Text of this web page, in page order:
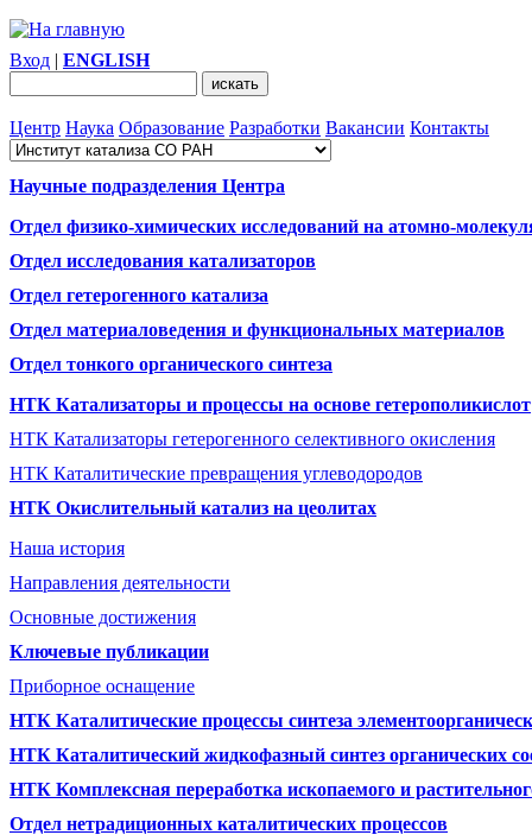
Вход | ENGLISH
Центр Наука Образование Разработки Вакансии Контакты
Научные подразделения Центра
Отдел физико-химических исследований на атомно-
Отдел исследования катализаторов
Отдел гетерогенного катализа
Отдел материаловедения и функциональных материалов
Отдел тонкого органического синтеза
НТК Катализаторы и процессы на основе гетерополикислот
НТК Катализаторы гетерогенного селективного окисления
НТК Каталитические превращения углеводородов
НТК Окислительный катализ на цеолитах
Наша история
Направления деятельности
Основные достижения
Ключевые публикации
Приборное оснащение
НТК Каталитические процессы синтеза
НТК Каталитический жидкофазный синтез органических
НТК Комплексная переработка ископаемого и
Отдел нетрадиционных каталитических процессов